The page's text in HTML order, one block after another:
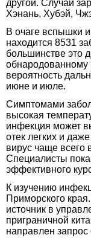
другой. Случаи
Хэнань, Хубэй,
В очаге вспышки
находится 8531
большинстве это
обнародованному
вероятность
июне и июле.
Симптомами
высокая
инфекция может
отек легких и
вирус чаще всего
Специалисты
эффективного
К изучению
Приморского
источник в
приграничной
направлен